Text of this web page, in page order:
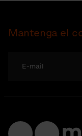
Mantenga el